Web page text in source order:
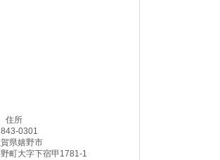
住所
0301
県嬉野市
町大字下宿甲1781-1